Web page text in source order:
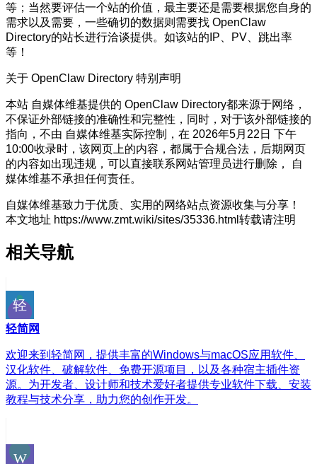
等；当然要评估一个站的价值，最主要还是需要根据您自身的
需求以及需要，一些确切的数据则需要找 OpenClaw
Directory的站长进行洽谈提供。如该站的IP、PV、跳出率
等！
关于 OpenClaw Directory 特别声明
本站 自媒体维基提供的 OpenClaw Directory都来源于网络，
不保证外部链接的准确性和完整性，同时，对于该外部链接的
指向，不由 自媒体维基实际控制，在 2026年5月22日 下午
10:00收录时，该网页上的内容，都属于合规合法，后期网页
的内容如出现违规，可以直接联系网站管理员进行删除， 自
媒体维基不承担任何责任。
自媒体维基致力于优质、实用的网络站点资源收集与分享！
本文地址 https://www.zmt.wiki/sites/35336.html转载请注明
相关导航
轻简网
欢迎来到轻简网，提供丰富的Windows与macOS应用软件、
汉化软件、破解软件、免费开源项目，以及各种宿主插件资
源。为开发者、设计师和技术爱好者提供专业软件下载、安装
教程与技术分享，助力您的创作开发。